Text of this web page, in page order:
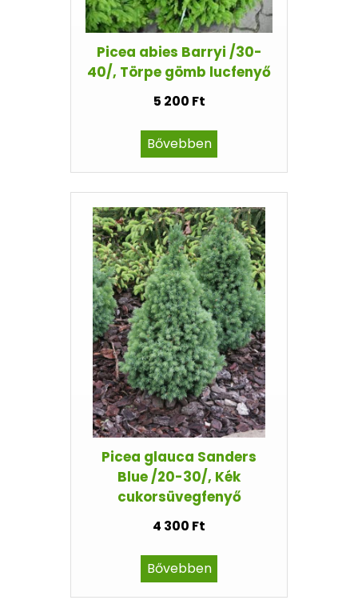
Picea abies Barryi /30-
40/, Törpe gömb lucfenyő
5 200 Ft
Bővebben
Picea glauca Sanders
Blue /20-30/, Kék
cukorsüvegfenyő
4 300 Ft
Bővebben